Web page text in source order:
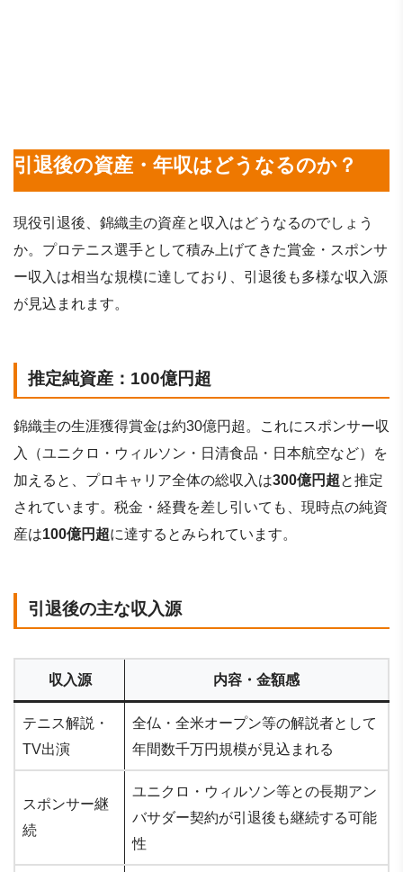
引退後の資産・年収はどうなるのか？
現役引退後、錦織圭の資産と収入はどうなるのでしょう
か。プロテニス選手として積み上げてきた賞金・スポンサ
ー収入は相当な規模に達しており、引退後も多様な収入源
が見込まれます。
推定純資産：100億円超
錦織圭の生涯獲得賞金は約30億円超。これにスポンサー収
入（ユニクロ・ウィルソン・日清食品・日本航空など）を
加えると、プロキャリア全体の総収入は300億円超と推定
されています。税金・経費を差し引いても、現時点の純資
産は100億円超に達するとみられています。
引退後の主な収入源
収入源 内容・金額感
テニス解説・
TV出演
全仏・全米オープン等の解説者として
年間数千万円規模が見込まれる
スポンサー継
続
ユニクロ・ウィルソン等との長期アン
バサダー契約が引退後も継続する可能
性